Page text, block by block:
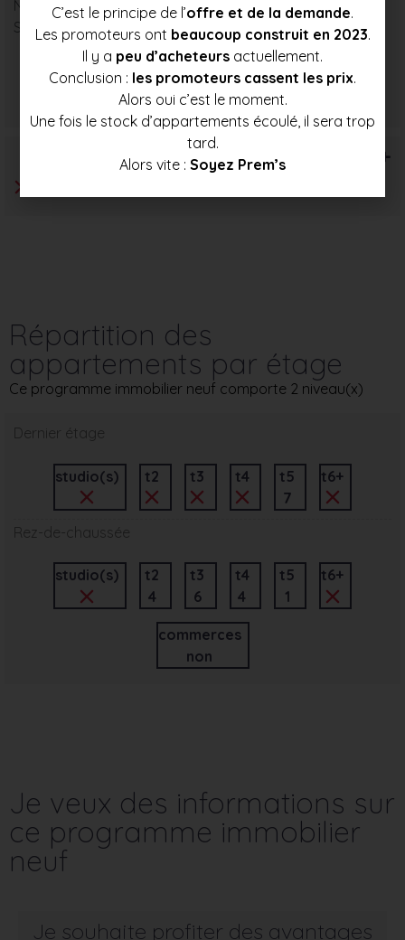
Nombre : 8
Surface moyenne : 92 m²
Prix mini
374 000 €
Prix moyen
403 500 €
Prix max
432 500 €
T6+
Répartition des
appartements par étage
Ce programme immobilier neuf comporte 2 niveau(x)
Dernier étage
studio(s) t2 t3 t4
t5
7
t6+
Rez-de-chaussée
studio(s)
t2
4
t3
6
t4
4
t5
1
t6+
commerces
non
Je veux des informations sur
ce programme immobilier
neuf
Je souhaite profiter des avantages
C’est le principe de l’offre et de la demande.
Les promoteurs ont beaucoup construit en 2023.
Il y a peu d’acheteurs actuellement.
Conclusion : les promoteurs cassent les prix.
Alors oui c’est le moment.
Une fois le stock d’appartements écoulé, il sera trop
tard.
Alors vite : Soyez Prem’s